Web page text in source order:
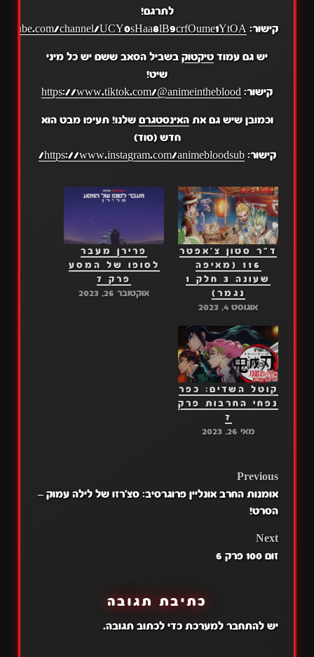
לתרגם!
קישור: channel/UCY0sHaa8lB9crfOume1YtOA
יש גם עמודטיקטוק בשביל הסאב ששם יש כל מיני
שיט!
קישור: https://www.tiktok.com/@animeintheblood
וכמובן שיש גם אתהאינסטגרם שלנו! תעיפו מבט הוא
חדש (סוד)
קישור:https://www.instagram.com/animebloodsub/
ד"ר סטון צ'אפטר
116 (מאיפה
שעונה 3 חלק 1
נגמר)
אוגוסט 4, 2023
פרירן מעבר
לסופו של המסע
פרק 7
אוקטובר 26, 2023
קוטל השדים: כפר
נפחי החרבות פרק
7
מאי 26, 2023
POST
NAVIGATION
Previous
אומנות החרב אונליין פרוגרסיב: סצ'רזו של לילה עמוק –
הסרט!
Next
זום 100 פרק 6
כתיבת תגובה
יש להתחבר למערכתכדי לכתוב תגובה.